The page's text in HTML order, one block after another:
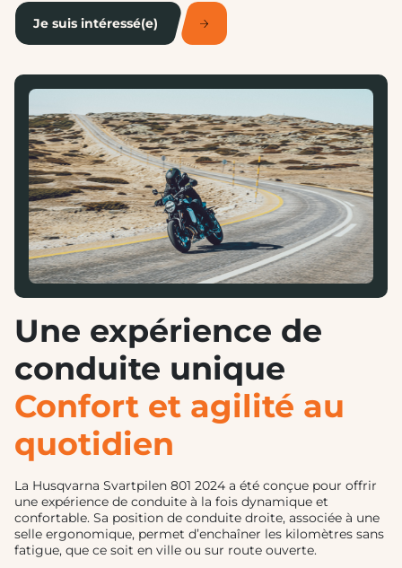
Je suis intéressé(e)
Une expérience de
conduite unique
Confort et agilité au
quotidien
La Husqvarna Svartpilen 801 2024 a été conçue pour offrir
une expérience de conduite à la fois dynamique et
confortable. Sa position de conduite droite, associée à une
selle ergonomique, permet d’enchaîner les kilomètres sans
fatigue, que ce soit en ville ou sur route ouverte.